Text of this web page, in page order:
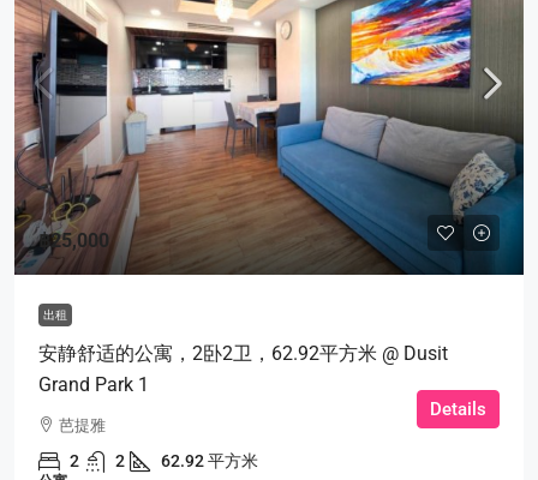
฿25,000
出租
安静舒适的公寓，2卧2卫，62.92平方米 @ Dusit
Grand Park 1
芭提雅
2 2 62.92 平方米
Details